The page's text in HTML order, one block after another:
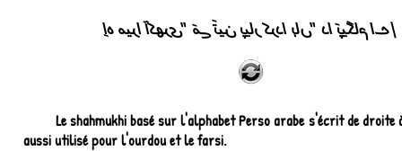
اِہ میرا آکھری" مَے تَین پیار کردا ہاں" دا پَیگام اے|
Le shahmukhi basé sur l'alphabet Perso arabe s'écrit de droite
aussi utilisé pour l'ourdou et le farsi.